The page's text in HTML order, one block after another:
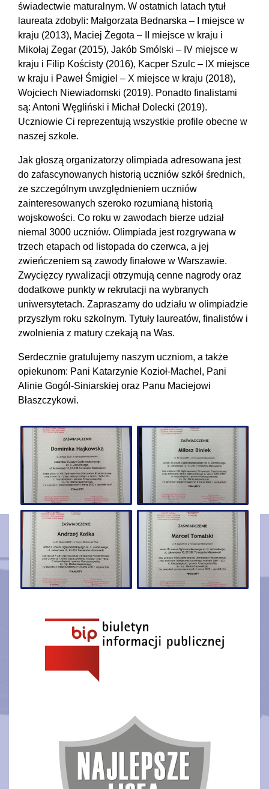
świadectwie maturalnym. W ostatnich latach tytuł
laureata zdobyli: Małgorzata Bednarska – I miejsce w
kraju (2013), Maciej Żegota – II miejsce w kraju i
Mikołaj Zegar (2015), Jakób Smólski – IV miejsce w
kraju i Filip Kościsty (2016), Kacper Szulc – IX miejsce
w kraju i Paweł Śmigiel – X miejsce w kraju (2018),
Wojciech Niewiadomski (2019). Ponadto finalistami
są: Antoni Węgliński i Michał Dolecki (2019).
Uczniowie Ci reprezentują wszystkie profile obecne w
naszej szkole.
Jak głoszą organizatorzy olimpiada adresowana jest
do zafascynowanych historią uczniów szkół średnich,
ze szczególnym uwzględnieniem uczniów
zainteresowanych szeroko rozumianą historią
wojskowości. Co roku w zawodach bierze udział
niemal 3000 uczniów. Olimpiada jest rozgrywana w
trzech etapach od listopada do czerwca, a jej
zwieńczeniem są zawody finałowe w Warszawie.
Zwycięzcy rywalizacji otrzymują cenne nagrody oraz
dodatkowe punkty w rekrutacji na wybranych
uniwersytetach. Zapraszamy do udziału w olimpiadzie
przyszłym roku szkolnym. Tytuły laureatów, finalistów i
zwolnienia z matury czekają na Was.
Serdecznie gratulujemy naszym uczniom, a także
opiekunom: Pani Katarzynie Kozioł-Machel, Pani
Alinie Gogól-Siniarskiej oraz Panu Maciejowi
Błaszczykowi.